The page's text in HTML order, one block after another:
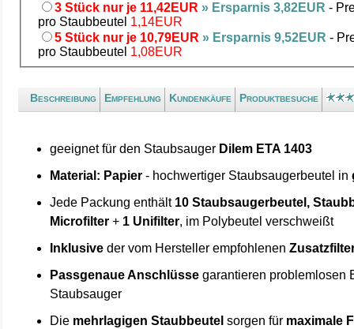
3 Stück nur je 11,42EUR » Ersparnis 3,82EUR -
pro Staubbeutel 1,14EUR
5 Stück nur je 10,79EUR » Ersparnis 9,52EUR -
pro Staubbeutel 1,08EUR
Beschreibung Empfehlung Kundenkäufe Produktbesuche
geeignet für den Staubsauger Dilem ETA 1403
Material: Papier - hochwertiger Staubsaugerbeutel in
Jede Packung enthält 10 Staubsaugerbeutel,
Microfilter + 1 Unifilter, im Polybeutel verschweißt
Inklusive der vom Hersteller empfohlenen
Passgenaue Anschlüsse garantieren problemlosen
Staubsauger
Die mehrlagigen Staubbeutel sorgen für maximale